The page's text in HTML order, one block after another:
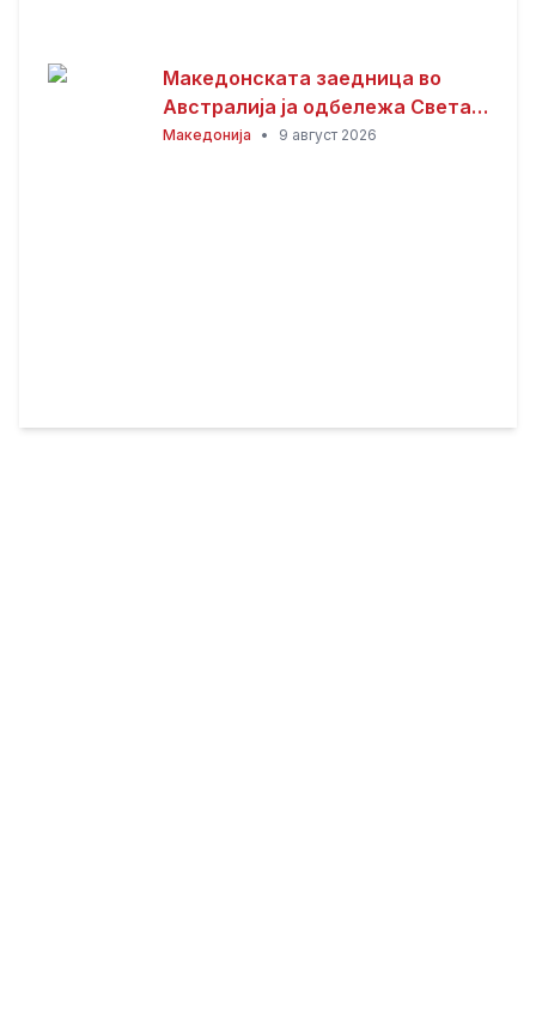
Македонската заедница во
Австралија ја одбележа Света
Петка – торжествена прослава
Македонија • 9 август 2026